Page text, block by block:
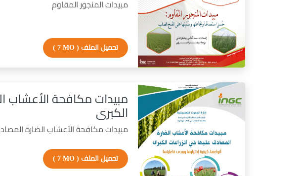
مبيدات المنجور المقاوم
تحميل الملف ( 7 MO )
مبيدات مكافحة الأعشاب
الكبرى
مبيدات مكافحة الأعشاب الضارة
تحميل الملف ( 7 MO )